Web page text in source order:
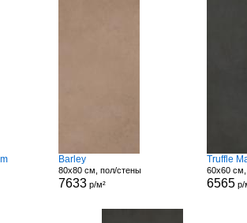
Barley
80x80 см, пол/стены
7633 р/м²
Truffle
60x60
6565 р/